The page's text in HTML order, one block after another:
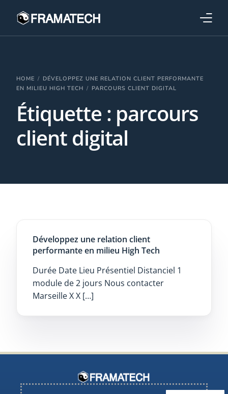
HOME
DÉVELOPPEZ UNE RELATION CLIENT PERFORMANTE
EN MILIEU HIGH TECH
PARCOURS CLIENT DIGITAL
Étiquette : parcours
client digital
Développez une relation client
performante en milieu High Tech
Durée Date Lieu Présentiel Distanciel 1
module de 2 jours Nous contacter
Marseille X X […]
Formations
Performance électronique
Stratégies industrielles